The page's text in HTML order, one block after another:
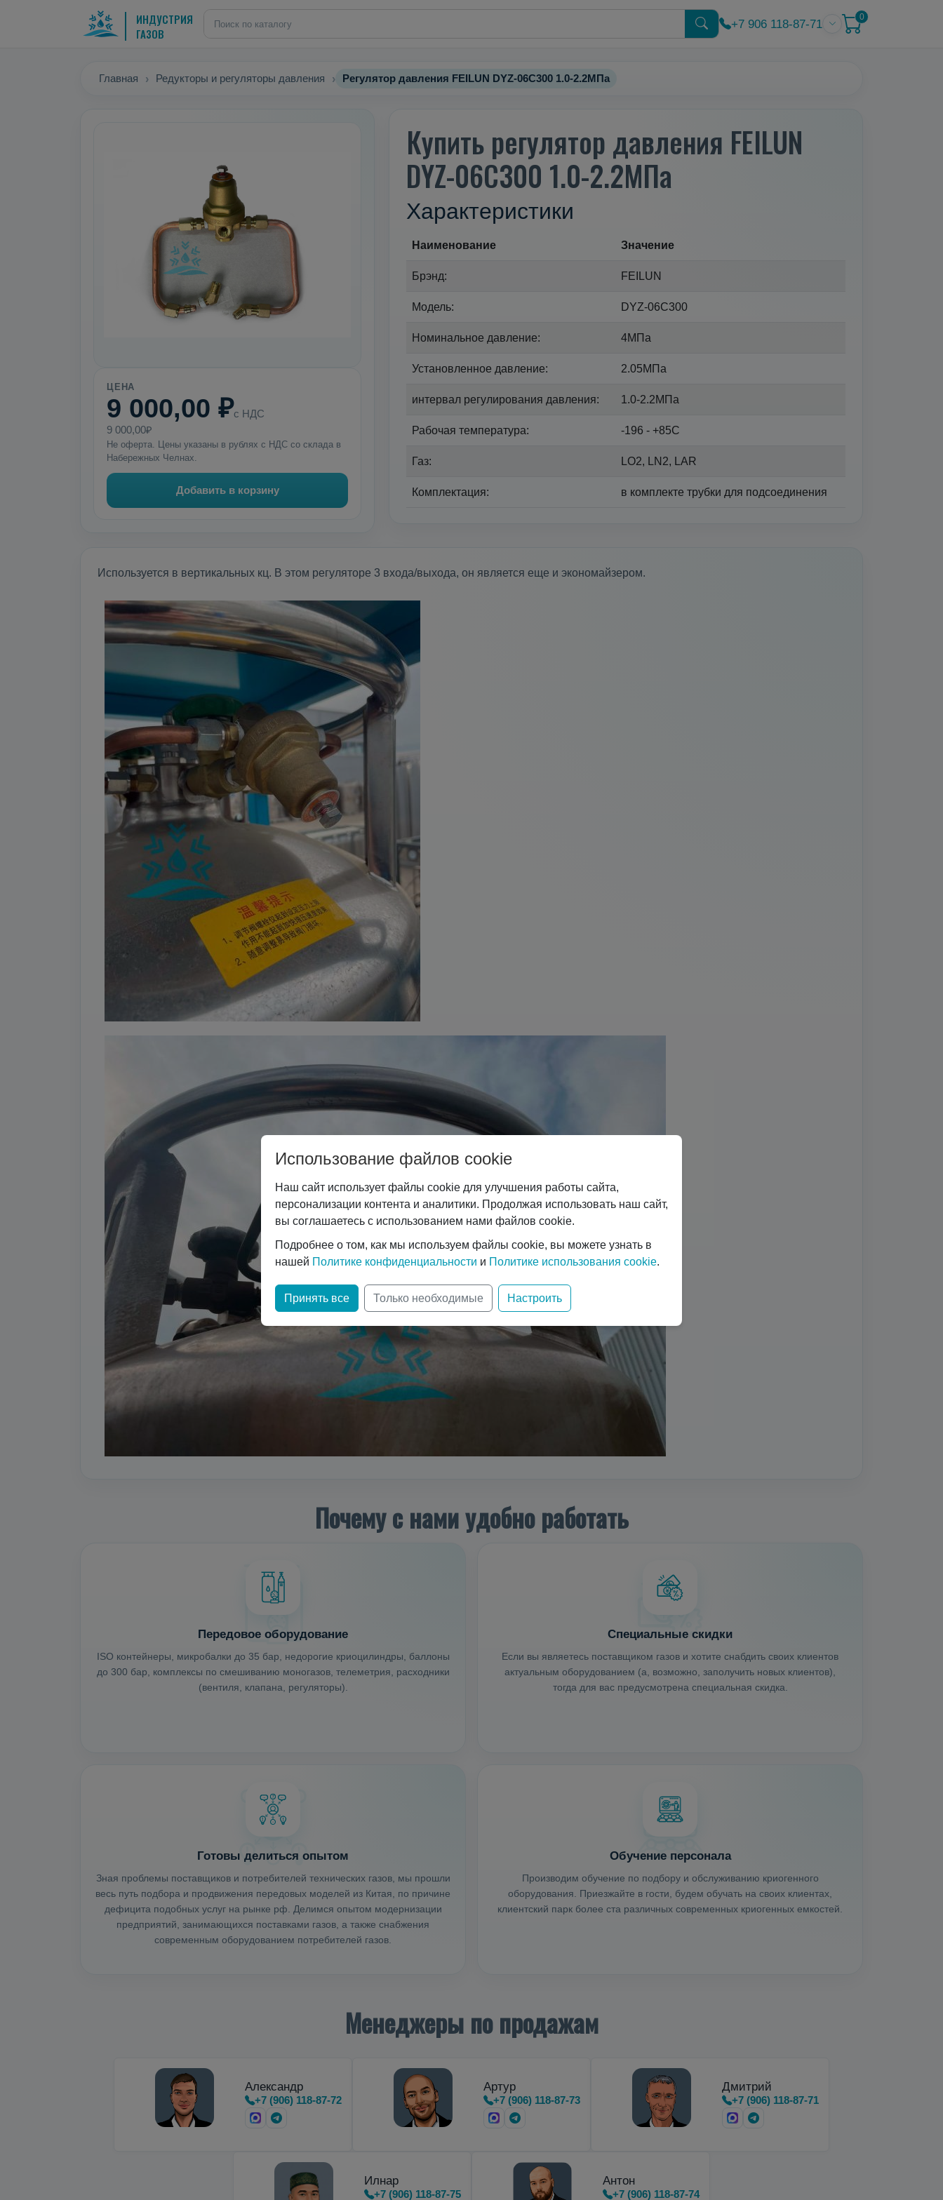
ИНДУСТРИЯ
ГАЗОВ
+7 906 118-87-71
0
Главная Редукторы и регуляторы давления Регулятор давления FEILUN DYZ-06C300 1.0-2.2МПа
ЦЕНА
9 000,00 ₽с НДС
9 000,00₽
Не оферта. Цены указаны в рублях с НДС со склада в
Набережных Челнах.
Добавить в корзину
Купить регулятор давления FEILUN
DYZ-06C300 1.0-2.2МПа
Характеристики
Наименование Значение
Брэнд: FEILUN
Модель: DYZ-06C300
Номинальное давление: 4МПа
Установленное давление: 2.05МПа
интервал регулирования давления: 1.0-2.2МПа
Рабочая температура: -196 - +85С
Газ: LO2, LN2, LAR
Комплектация: в комплекте трубки для подсоединения
Используется в вертикальных кц. В этом регуляторе 3 входа/выхода, он является еще и экономайзером.
Почему с нами удобно работать
Передовое оборудование
ISO контейнеры, микробалки до 35 бар, недорогие криоцилиндры, баллоны
до 300 бар, комплексы по смешиванию моногазов, телеметрия, расходники
(вентиля, клапана, регуляторы).
Специальные скидки
Если вы являетесь поставщиком газов и хотите снабдить своих клиентов
актуальным оборудованием (а, возможно, заполучить новых клиентов),
тогда для вас предусмотрена специальная скидка.
Готовы делиться опытом
Зная проблемы поставщиков и потребителей технических газов, мы прошли
весь путь подбора и продвижения передовых моделей из Китая, по причине
дефицита подобных услуг на рынке рф. Делимся опытом модернизации
предприятий, занимающихся поставками газов, а также снабжения
современным оборудованием потребителей газов.
Обучение персонала
Производим обучение по подбору и обслуживанию криогенного
оборудования. Приезжайте в гости, будем обучать на своих клиентах,
клиентский парк более ста различных современных криогенных емкостей.
Менеджеры по продажам
Александр
+7 (906) 118-87-72
Артур
+7 (906) 118-87-73
Дмитрий
+7 (906) 118-87-71
Илнар
+7 (906) 118-87-75
Антон
+7 (906) 118-87-74
Использование файлов cookie
Наш сайт использует файлы cookie для улучшения работы сайта,
персонализации контента и аналитики. Продолжая использовать наш сайт,
вы соглашаетесь с использованием нами файлов cookie.
Подробнее о том, как мы используем файлы cookie, вы можете узнать в
нашей Политике конфиденциальности и Политике использования cookie.
Принять все Только необходимые Настроить